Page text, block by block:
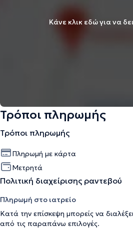
Κάνε κλικ εδώ για να
Τρόποι πληρωμής
Τρόποι πληρωμής
Πληρωμή με κάρτα
Μετρητά
Πολιτική διαχείρισης ραντεβού
Πληρωμή στο ιατρείο
Κατά την επίσκεψη μπορείς να
από τις παραπάνω επιλογές.